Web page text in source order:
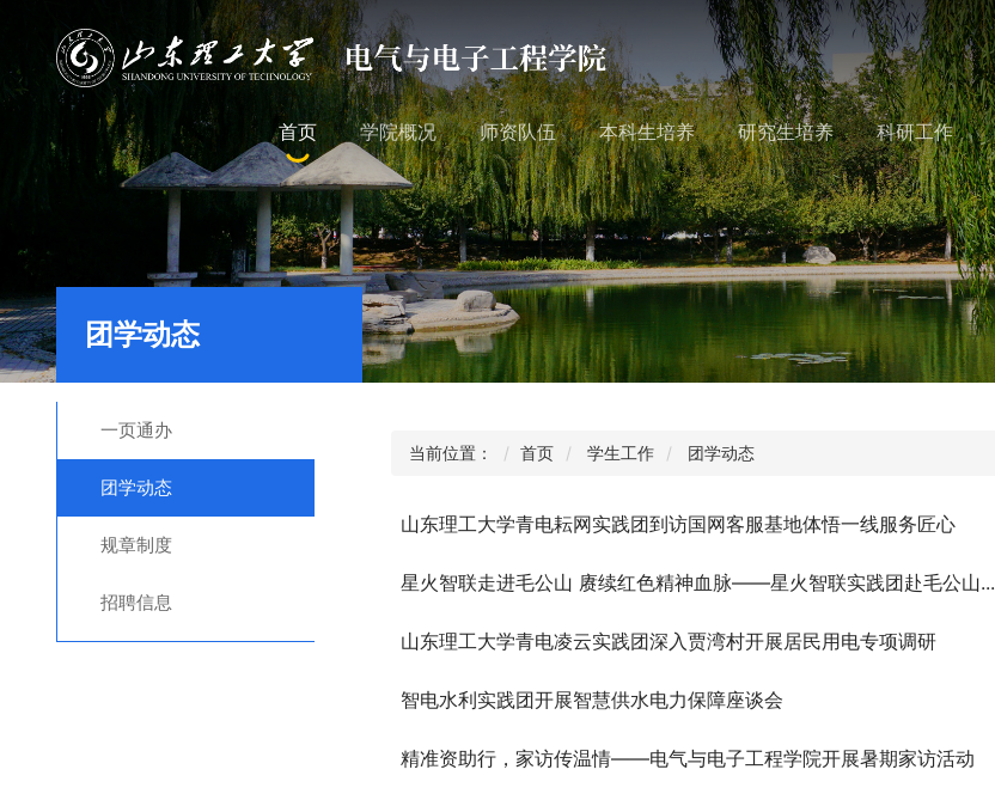
首页 学院概况 师资队伍 本科生培养 研究生培养 科研工作
团学动态
一页通办
团学动态
规章制度
招聘信息
当前位置： 首页 学生工作 团学动态
山东理工大学青电耘网实践团到访国网客服基地体悟一线服务匠心
星火智联走进毛公山 赓续红色精神血脉——星火智联实践团赴毛公山...
山东理工大学青电凌云实践团深入贾湾村开展居民用电专项调研
智电水利实践团开展智慧供水电力保障座谈会
精准资助行，家访传温情——电气与电子工程学院开展暑期家访活动